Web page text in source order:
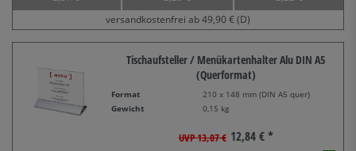
versandkostenfrei ab 49,90 € (D)
Tischaufsteller / Menükartenhalter Alu DIN A5
(Querformat)
Format
210 x 148 mm (DIN A5 quer)
Gewicht
0,15 kg
UVP 13,07 € 12,84 € *